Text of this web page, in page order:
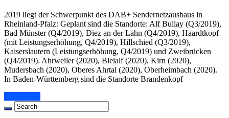
2019 liegt der Schwerpunkt des DAB+ Sendernetzausbaus in
Rheinland-Pfalz: Geplant sind die Standorte: Alf Bullay (Q3/2019),
Bad Münster (Q4/2019), Diez an der Lahn (Q4/2019), Haardtkopf
(mit Leistungserhöhung, Q4/2019), Hillschied (Q3/2019),
Kaiserslautern (Leistungserhöhung, Q4/2019) und Zweibrücken
(Q4/2019). Ahrweiler (2020), Bleialf (2020), Kirn (2020),
Mudersbach (2020), Oberes Ahrtal (2020), Oberheimbach (2020).
In Baden-Württemberg sind die Standorte Brandenkopf